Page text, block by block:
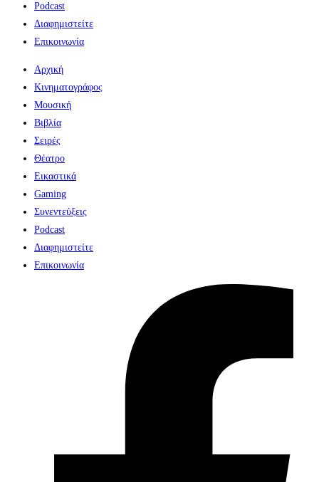
Podcast
Διαφημιστείτε
Επικοινωνία
Αρχική
Κινηματογράφος
Μουσική
Βιβλία
Σειρές
Θέατρο
Εικαστικά
Gaming
Συνεντεύξεις
Podcast
Διαφημιστείτε
Επικοινωνία